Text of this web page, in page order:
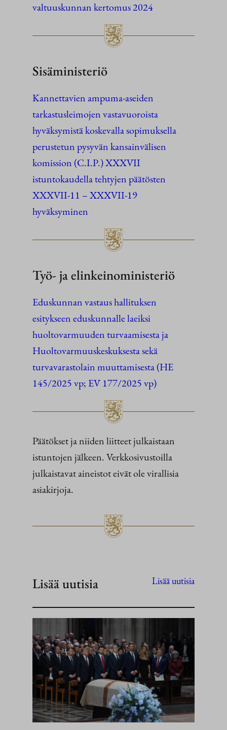
valtuuskunnan kertomus 2024
Sisäministeriö
Kannettavien ampuma-aseiden
tarkastusleimojen vastavuoroista
hyväksymistä koskevalla sopimuksella
perustetun pysyvän kansainvälisen
komission (C.I.P.) XXXVII
istuntokaudella tehtyjen päätösten
XXXVII-11 – XXXVII-19
hyväksyminen
Työ- ja elinkeinoministeriö
Eduskunnan vastaus hallituksen
esitykseen eduskunnalle laeiksi
huoltovarmuuden turvaamisesta ja
Huoltovarmuuskeskuksesta sekä
turvavarastolain muuttamisesta (HE
145/2025 vp; EV 177/2025 vp)
Päätökset ja niiden liitteet julkaistaan
istuntojen jälkeen. Verkkosivustoilla
julkaistavat aineistot eivät ole virallisia
asiakirjoja.
Lisää uutisia Lisää uutisia